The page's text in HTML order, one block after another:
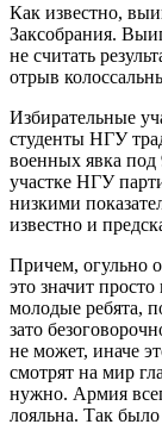
Как известно,
Заксобрания.
не считать
отрыв
Избирательные
студенты НГУ
военных явка под
участке НГУ
низкими
известно и
Причем, огульно
это значит
молодые ребята,
зато
не может, иначе
смотрят на мир
нужно. Армия
лояльна. Так